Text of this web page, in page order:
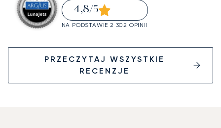
4,8/5
NA PODSTAWIE 2 302 OPINII
PRZECZYTAJ WSZYSTKIE
RECENZJE